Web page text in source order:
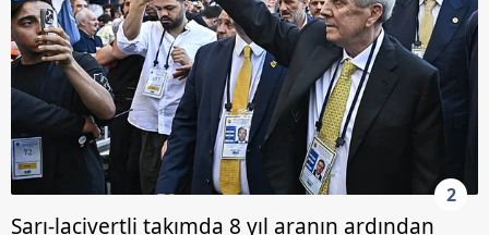
2
Sarı-lacivertli takımda 8 yıl aranın ardından